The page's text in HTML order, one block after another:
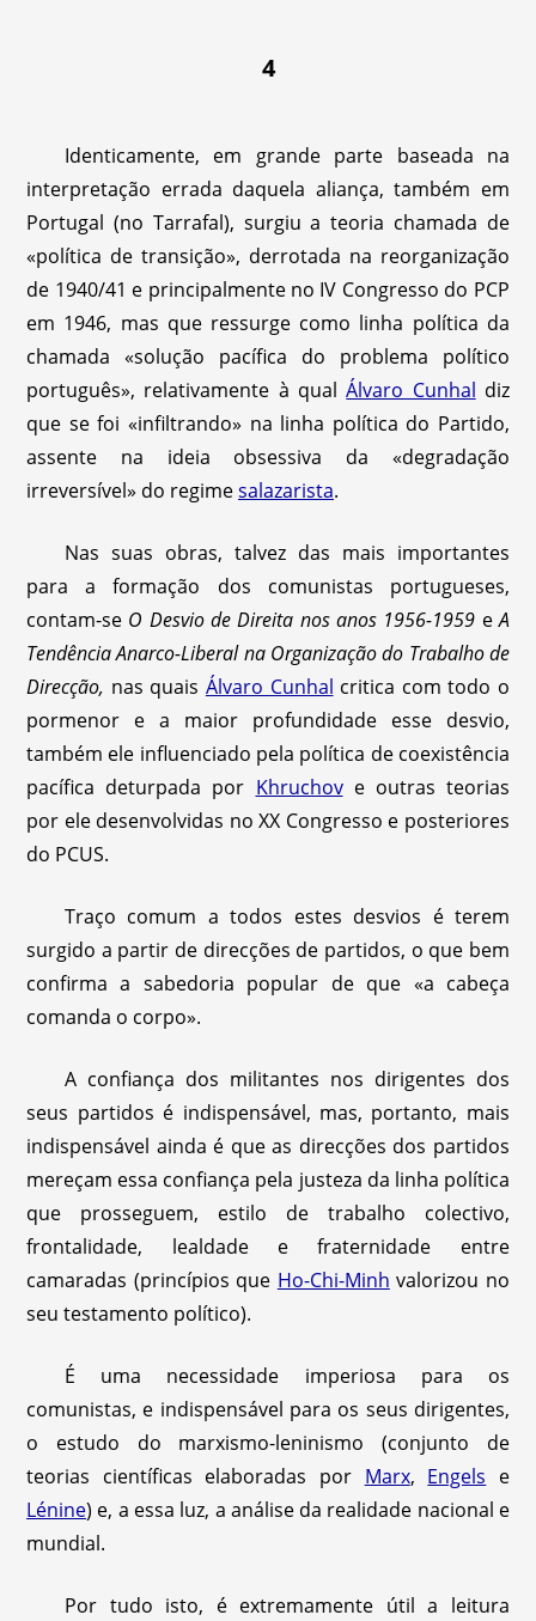
4
Identicamente, em grande parte baseada na
interpretação errada daquela aliança, também em
Portugal (no Tarrafal), surgiu a teoria chamada de
«política de transição», derrotada na reorganização
de 1940/41 e principalmente no IV Congresso do PCP
em 1946, mas que ressurge como linha política da
chamada «solução pacífica do problema político
português», relativamente à qualÁlvaro Cunhal diz
que se foi «infiltrando» na linha política do Partido,
assente na ideia obsessiva da «degradação
irreversível» do regimesalazarista.
Nas suas obras, talvez das mais importantes
para a formação dos comunistas portugueses,
contam-se O Desvio de Direita nos anos 1956-1959 eA
Tendência Anarco-Liberal na Organização do Trabalho de
Direcção, nas quais Álvaro Cunhal critica com todo o
pormenor e a maior profundidade esse desvio,
também ele influenciado pela política de coexistência
pacífica deturpada por Khruchove outras teorias
por ele desenvolvidas no XX Congresso e posteriores
do PCUS.
Traço comum a todos estes desvios é terem
surgido a partir de direcções de partidos, o que bem
confirma a sabedoria popular de que «a cabeça
comanda o corpo».
A confiança dos militantes nos dirigentes dos
seus partidos é indispensável, mas, portanto, mais
indispensável ainda é que as direcções dos partidos
mereçam essa confiança pela justeza da linha política
que prosseguem, estilo de trabalho colectivo,
frontalidade, lealdade e fraternidade entre
camaradas (princípios que Ho-Chi-Minh valorizou no
seu testamento político).
É uma necessidade imperiosa para os
comunistas, e indispensável para os seus dirigentes,
o estudo do marxismo-leninismo (conjunto de
teorias científicas elaboradas por Marx, Engels e
Lénine) e, a essa luz, a análise da realidade nacional e
mundial.
Por tudo isto, é extremamente útil a leitura